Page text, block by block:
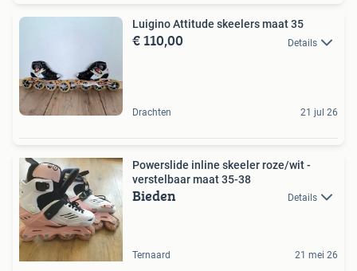
Luigino Attitude skeelers maat 35
€ 110,00 Details
Drachten 21 jul 26
Powerslide inline skeeler roze/wit -
verstelbaar maat 35-38
Bieden Details
Ternaard 21 mei 26